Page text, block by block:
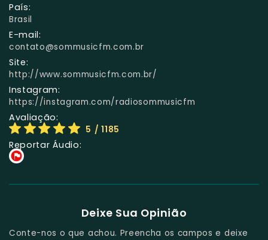
País:
Brasil
E-mail:
contato@sommusicfm.com.br
Site:
http://www.sommusicfm.com.br/
Instagram:
https://instagram.com/radiosommusicfm
Avaliação:
5 / 1185
Reportar Áudio:
Deixe Sua Opinião
Conte-nos o que achou. Preencha os campos e deixe